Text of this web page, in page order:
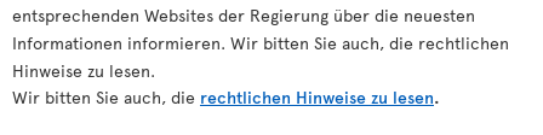
entsprechenden Websites der Regierung über die neuesten
Informationen informieren. Wir bitten Sie auch, die rechtlichen
Hinweise zu lesen.
Wir bitten Sie auch, die rechtlichen Hinweise zu lesen.